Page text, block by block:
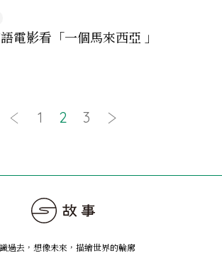
電影看「一個馬來西亞 」
1 2 3
過去，想像未來 ， 描繪世界的輪廓